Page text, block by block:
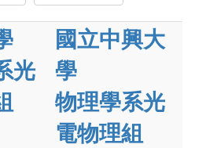
光
國立中興大
學
物理學系光
電物理組